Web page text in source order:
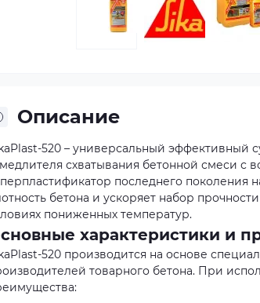
Описание
520 – универсальный эффективный
схватывания бетонной смеси с
последнего поколения
бетона и ускоряет набор
пониженных температур.
характеристики и
520 производится на основе
товарного бетона. При